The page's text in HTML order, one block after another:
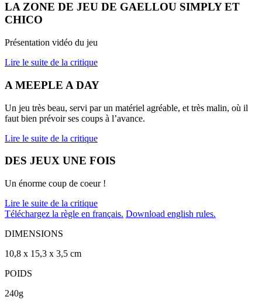
LA ZONE DE JEU DE GAELLOU SIMPLY ET
CHICO
Présentation vidéo du jeu
Lire le suite de la critique
A MEEPLE A DAY
Un jeu très beau, servi par un matériel agréable, et très malin, où il
faut bien prévoir ses coups à l’avance.
Lire le suite de la critique
DES JEUX UNE FOIS
Un énorme coup de coeur !
Lire le suite de la critique
Téléchargez la règle en français. Download english rules.
DIMENSIONS
10,8 x 15,3 x 3,5 cm
POIDS
240g